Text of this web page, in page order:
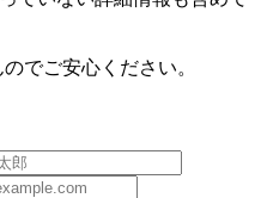
でご安心ください。